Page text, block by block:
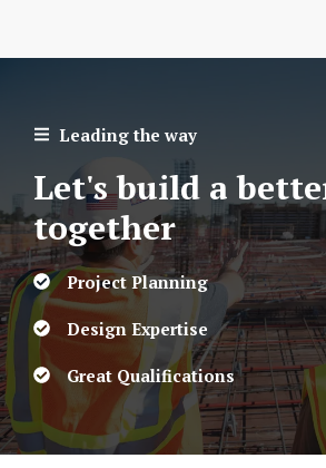
Leading the way
Let's build a
together
Project Planning
Design Expertise
Great Qualifications